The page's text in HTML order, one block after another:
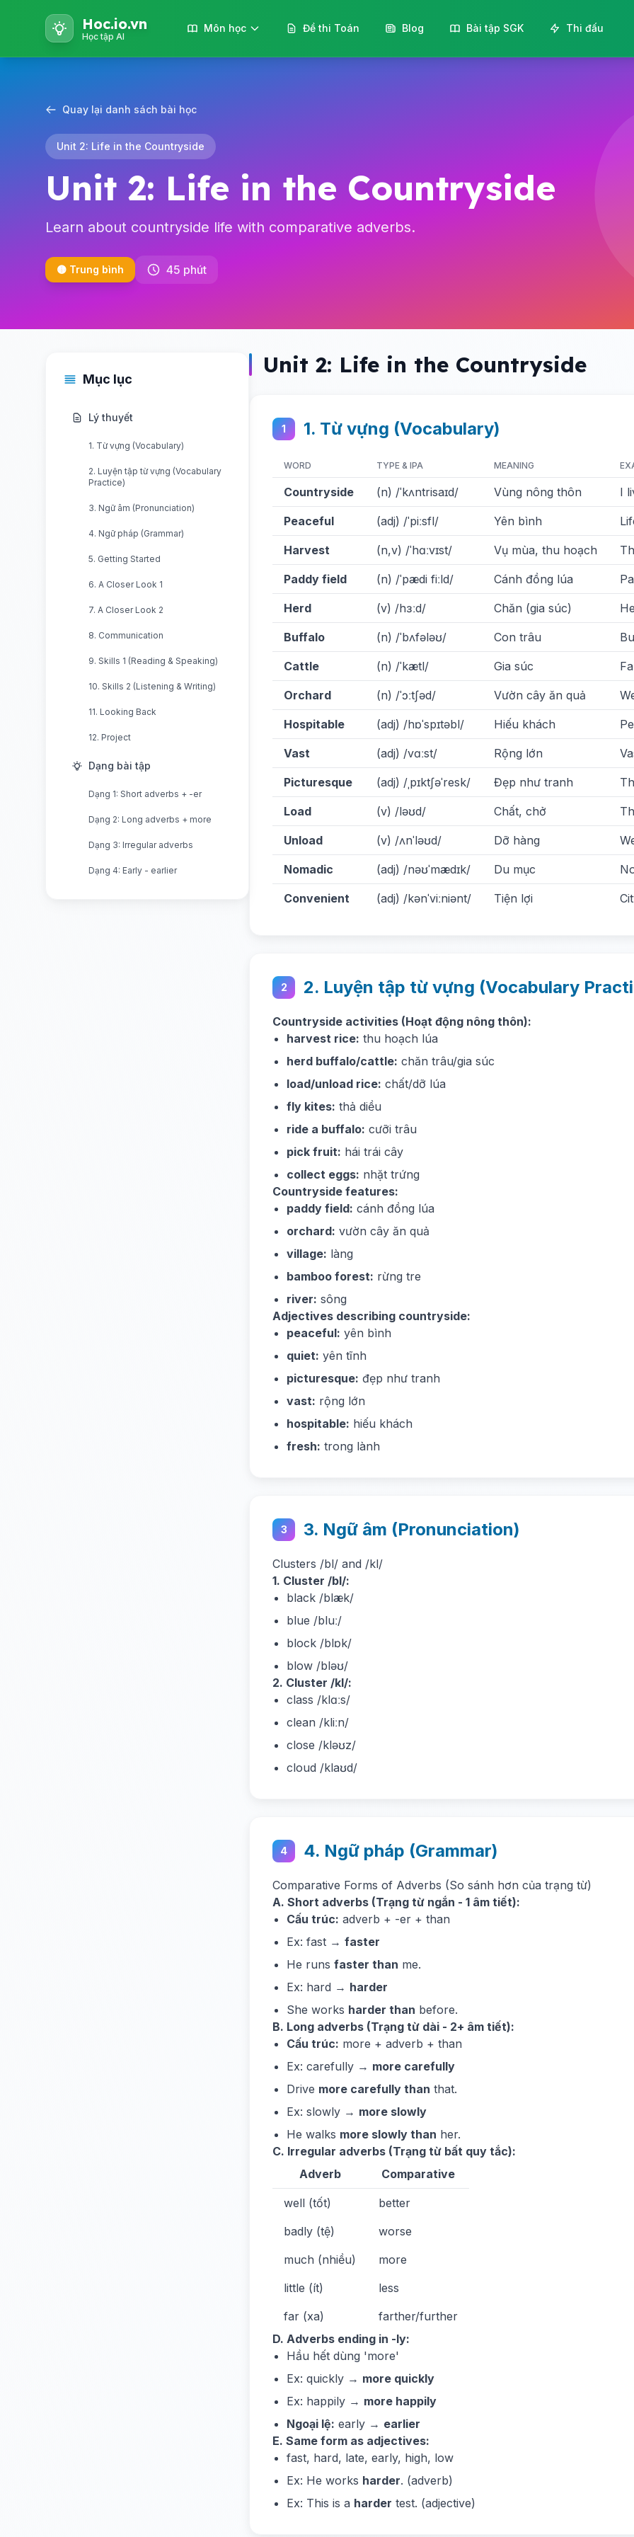
Hoc.io.vn
Học tập AI
Môn học Đề thi Toán Blog Bài tập SGK Thi đấu
Quay lại danh sách bài học
Unit 2: Life in the Countryside
Unit 2: Life in the Countryside
Learn about countryside life with comparative adverbs.
🟡 Trung bình 45 phút
Mục lục
Lý thuyết
1. Từ vựng (Vocabulary)
2. Luyện tập từ vựng (Vocabulary
Practice)
3. Ngữ âm (Pronunciation)
4. Ngữ pháp (Grammar)
5. Getting Started
6. A Closer Look 1
7. A Closer Look 2
8. Communication
9. Skills 1 (Reading & Speaking)
10. Skills 2 (Listening & Writing)
11. Looking Back
12. Project
Dạng bài tập
Dạng 1: Short adverbs + -er
Dạng 2: Long adverbs + more
Dạng 3: Irregular adverbs
Dạng 4: Early - earlier
Unit 2: Life in the Countryside
1 1. Từ vựng (Vocabulary)
WORD TYPE & IPA MEANING
Countryside (n) /ˈkʌntrisaɪd/ Vùng nông thôn I
Peaceful (adj) /ˈpiːsfl/ Yên bình
Harvest (n,v) /ˈhɑːvɪst/ Vụ mùa, thu hoạch
Paddy field (n) /ˈpædi fiːld/ Cánh đồng lúa
Herd (v) /hɜːd/ Chăn (gia súc)
Buffalo (n) /ˈbʌfələʊ/ Con trâu
Cattle (n) /ˈkætl/ Gia súc
Orchard (n) /ˈɔːtʃəd/ Vườn cây ăn quả
Hospitable (adj) /hɒˈspɪtəbl/ Hiếu khách
Vast (adj) /vɑːst/ Rộng lớn
Picturesque (adj) /ˌpɪktʃəˈresk/ Đẹp như tranh
Load (v) /ləʊd/ Chất, chở
Unload (v) /ʌnˈləʊd/ Dỡ hàng
Nomadic (adj) /nəʊˈmædɪk/ Du mục
Convenient (adj) /kənˈviːniənt/ Tiện lợi
2 2. Luyện tập từ vựng (Vocabulary
Countryside activities (Hoạt động nông thôn):
harvest rice: thu hoạch lúa
herd buffalo/cattle: chăn trâu/gia súc
load/unload rice: chất/dỡ lúa
fly kites: thả diều
ride a buffalo: cưỡi trâu
pick fruit: hái trái cây
collect eggs: nhặt trứng
Countryside features:
paddy field: cánh đồng lúa
orchard: vườn cây ăn quả
village: làng
bamboo forest: rừng tre
river: sông
Adjectives describing countryside:
peaceful: yên bình
quiet: yên tĩnh
picturesque: đẹp như tranh
vast: rộng lớn
hospitable: hiếu khách
fresh: trong lành
3 3. Ngữ âm (Pronunciation)
Clusters /bl/ and /kl/
1. Cluster /bl/:
black /blæk/
blue /bluː/
block /blɒk/
blow /bləʊ/
2. Cluster /kl/:
class /klɑːs/
clean /kliːn/
close /kləʊz/
cloud /klaʊd/
4 4. Ngữ pháp (Grammar)
Comparative Forms of Adverbs (So sánh hơn của trạng từ)
A. Short adverbs (Trạng từ ngắn - 1 âm tiết):
Cấu trúc: adverb + -er + than
Ex: fast → faster
He runs faster than me.
Ex: hard → harder
She works harder than before.
B. Long adverbs (Trạng từ dài - 2+ âm tiết):
Cấu trúc: more + adverb + than
Ex: carefully → more carefully
Drive more carefully than that.
Ex: slowly → more slowly
He walks more slowly than her.
C. Irregular adverbs (Trạng từ bất quy tắc):
Adverb
Comparative
well (tốt)
better
badly (tệ)
worse
much (nhiều)
more
little (ít)
less
far (xa)
farther/further
D. Adverbs ending in -ly:
Hầu hết dùng 'more'
Ex: quickly → more quickly
Ex: happily → more happily
Ngoại lệ: early → earlier
E. Same form as adjectives:
fast, hard, late, early, high, low
Ex: He works harder. (adverb)
Ex: This is a harder test. (adjective)